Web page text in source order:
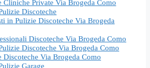
Cliniche Private Via Brogeda Como
Discoteche
in Pulizie Discoteche Via Brogeda
Discoteche Via Brogeda Como
Discoteche Via Brogeda Como
Discoteche Via Brogeda Como
Garage